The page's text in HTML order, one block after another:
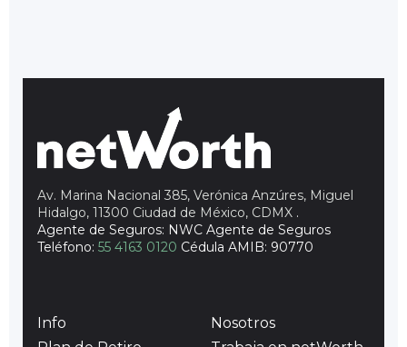
Av. Marina Nacional 385, Verónica Anzúres, Miguel
Hidalgo, 11300 Ciudad de México, CDMX .
Agente de Seguros: NWC Agente de Seguros
Teléfono: 55 4163 0120 Cédula AMIB: 90770
Info
Nosotros